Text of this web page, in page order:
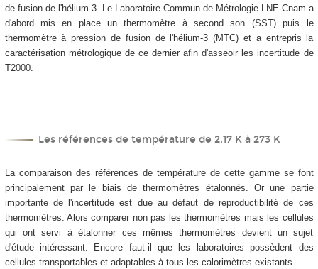
de fusion de l'hélium-3. Le Laboratoire Commun de Métrologie LNE-Cnam a
d'abord mis en place un thermomètre à second son (SST) puis le
thermomètre à pression de fusion de l'hélium-3 (MTC) et a entrepris la
caractérisation métrologique de ce dernier afin d'asseoir les incertitude de
T2000.
Les références de température de 2,17 K à 273 K
La comparaison des références de température de cette gamme se font
principalement par le biais de thermomètres étalonnés. Or une partie
importante de l'incertitude est due au défaut de reproductibilité de ces
thermomètres. Alors comparer non pas les thermomètres mais les cellules
qui ont servi à étalonner ces mêmes thermomètres devient un sujet
d'étude intéressant. Encore faut-il que les laboratoires possèdent des
cellules transportables et adaptables à tous les calorimètres existants.